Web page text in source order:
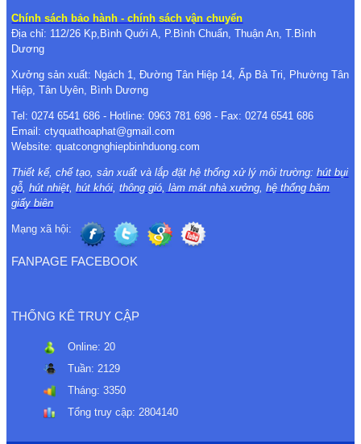
Chính sách bảo hành - chính sách vận chuyển
Địa chỉ: 112/26 Kp,Bình Quới A, P.Bình Chuẩn, Thuận An, T.Bình
Dương
Xưởng sản xuất: Ngách 1, Đường Tân Hiệp 14, Ấp Bà Tri, Phường Tân
Hiệp, Tân Uyên, Bình Dương
Tel: 0274 6541 686 - Hotline: 0963 781 698 - Fax: 0274 6541 686
Email: ctyquathoaphat@gmail.com
Website: quatcongnghiepbinhduong.com
Thiết kế, chế tạo, sản xuất và lắp đặt hệ thống xử lý môi trường:hút bụi
gỗ ,hút nhiệt ,hút khói ,thông gió làm mát nhà xưởng ,hệ thống băm
giấy biên
Mạng xã hội:
FANPAGE FACEBOOK
THỐNG KÊ TRUY CẬP
Online: 20
Tuần: 2129
Tháng:3350
Tổng truy cập: 2804140